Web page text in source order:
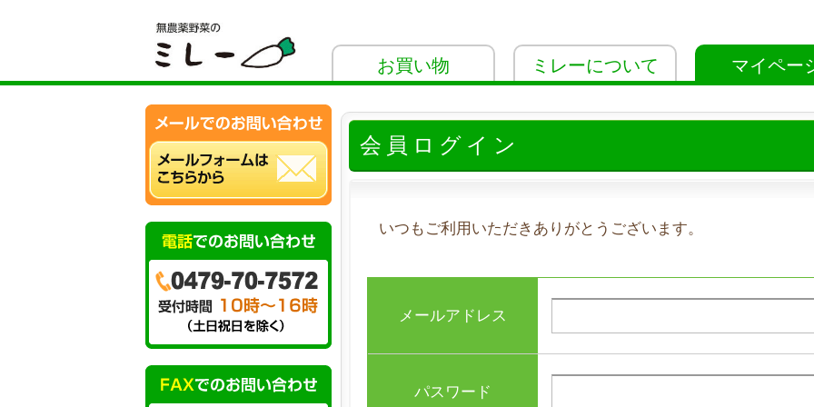
お買い物 ミレーについて マイペー
会員ログイン
いつもご利用いただきありがとうございます。
メールアドレス
パスワード